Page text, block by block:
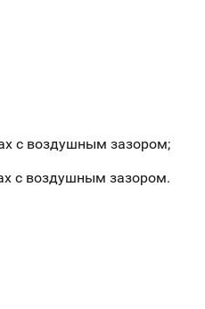
с воздушным зазором;
с воздушным зазором.